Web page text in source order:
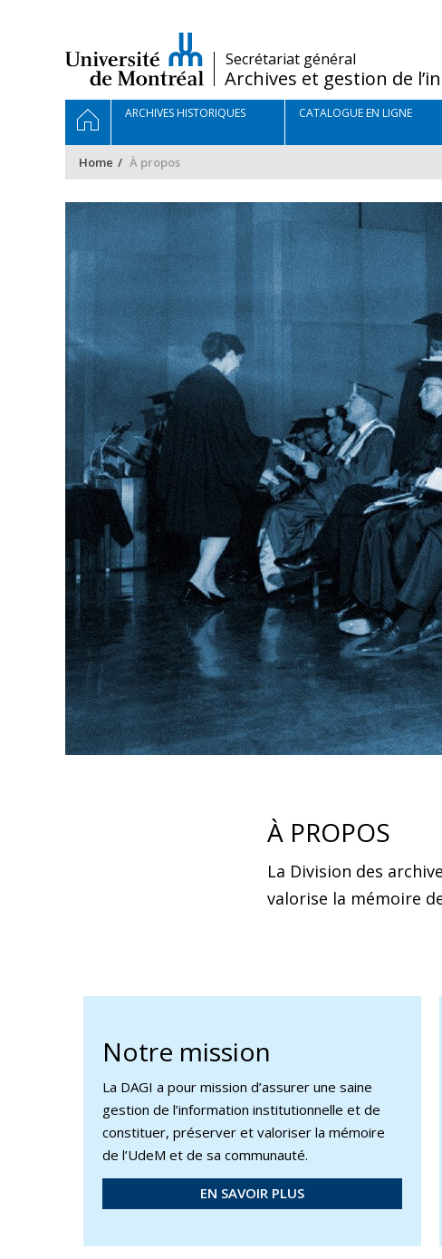
/
Secrétariat général
Archives et gestion de
Navigation
principale
HOMEARCHIVES HISTORIQUES CATALOGUE EN LIGNE
Home À propos
À PROPOS
La Division des
valorise la mémoire
Notre mission
La DAGI a pour mission d’assurer une saine
gestion de l’information institutionnelle et de
constituer, préserver et valoriser la mémoire
de l’UdeM et de sa communauté.
EN SAVOIR PLUS